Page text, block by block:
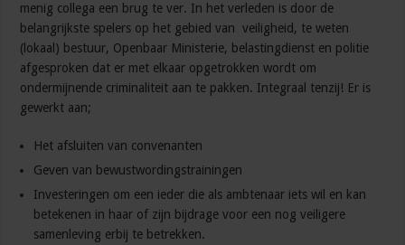
menig collega een brug te ver. In het verleden is door de
belangrijkste spelers op het gebied van veiligheid, te weten
(lokaal) bestuur, Openbaar Ministerie, belastingdienst en politie
afgesproken dat er met elkaar opgetrokken wordt om
ondermijnende criminaliteit aan te pakken. Integraal tenzij! Er is
gewerkt aan;
Het afsluiten van convenanten
Geven van bewustwordingstrainingen
Investeringen om een ieder die als ambtenaar iets wil en kan
betekenen in haar of zijn bijdrage voor een nog veiligere
samenleving erbij te betrekken.